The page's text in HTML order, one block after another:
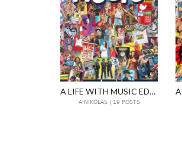
A LIFE WITH MUSIC EDITION
A'NIKOLAS | 19 POSTS